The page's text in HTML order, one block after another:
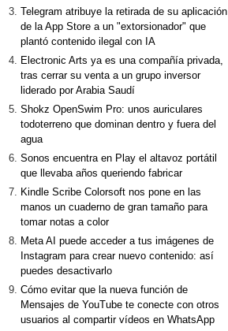
Telegram atribuye la retirada de su aplicación
de la App Store a un "extorsionador" que
plantó contenido ilegal con IA
Electronic Arts ya es una compañía privada,
tras cerrar su venta a un grupo inversor
liderado por Arabia Saudí
Shokz OpenSwim Pro: unos auriculares
todoterreno que dominan dentro y fuera del
agua
Sonos encuentra en Play el altavoz portátil
que llevaba años queriendo fabricar
Kindle Scribe Colorsoft nos pone en las
manos un cuaderno de gran tamaño para
tomar notas a color
Meta AI puede acceder a tus imágenes de
Instagram para crear nuevo contenido: así
puedes desactivarlo
Cómo evitar que la nueva función de
Mensajes de YouTube te conecte con otros
usuarios al compartir vídeos en WhatsApp